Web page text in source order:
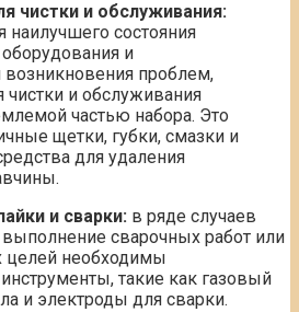
чистки и обслуживания:
состояния
оборудования и
проблем,
чистки и обслуживания
частью набора. Это
щетки, губки, смазки и
для удаления
и сварки: в ряде случаев
сварочных работ или
целей необходимы
такие как газовый
и электроды для сварки.